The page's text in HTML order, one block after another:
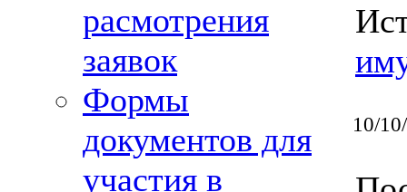
расмотрения
заявок
Формы
документов для
участия в
10/